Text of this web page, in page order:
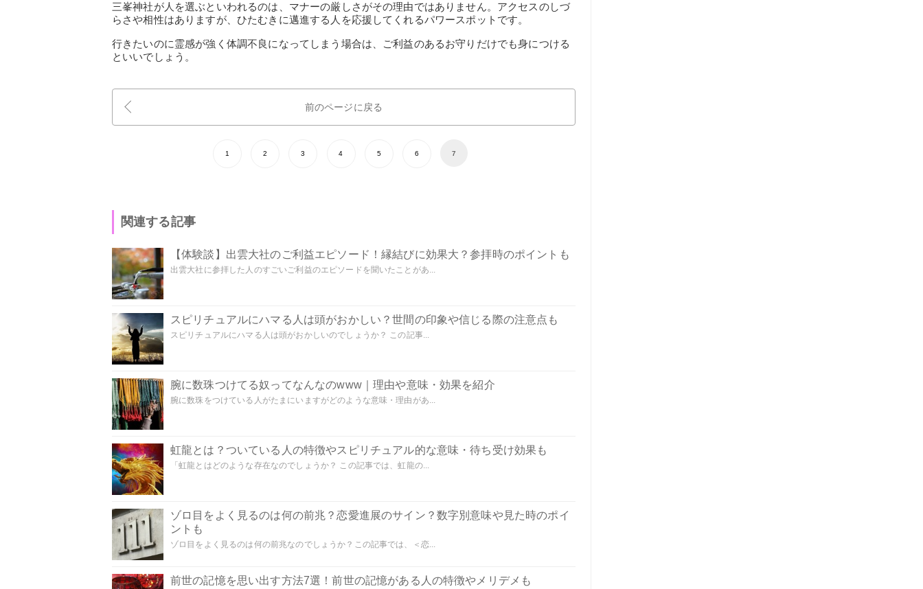
三峯神社が人を選ぶといわれるのは、マナーの厳しさがその理由ではありません。アクセスのしづ
らさや相性はありますが、ひたむきに邁進する人を応援してくれるパワースポットです。
行きたいのに霊感が強く体調不良になってしまう場合は、ご利益のあるお守りだけでも身につける
といいでしょう。
前のページに戻る
1 2 3 4 5 6 7
関連する記事
【体験談】出雲大社のご利益エピソード！縁結びに効果大？参拝時のポイントも
出雲大社に参拝した人のすごいご利益のエピソードを聞いたことがあ...
スピリチュアルにハマる人は頭がおかしい？世間の印象や信じる際の注意点も
スピリチュアルにハマる人は頭がおかしいのでしょうか？ この記事...
腕に数珠つけてる奴ってなんなのwww｜理由や意味・効果を紹介
腕に数珠をつけている人がたまにいますがどのような意味・理由があ...
虹龍とは？ついている人の特徴やスピリチュアル的な意味・待ち受け効果も
「虹龍とはどのような存在なのでしょうか？ この記事では、虹龍の...
ゾロ目をよく見るのは何の前兆？恋愛進展のサイン？数字別意味や見た時のポイ
ントも
ゾロ目をよく見るのは何の前兆なのでしょうか？この記事では、＜恋...
前世の記憶を思い出す方法7選！前世の記憶がある人の特徴やメリデメも